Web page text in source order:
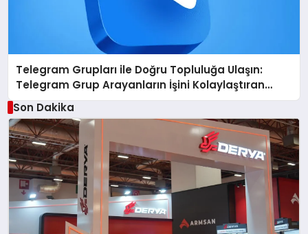
Telegram Grupları ile Doğru Topluluğa Ulaşın:
Telegram Grup Arayanların İşini Kolaylaştıran
Çözüm
Son Dakika